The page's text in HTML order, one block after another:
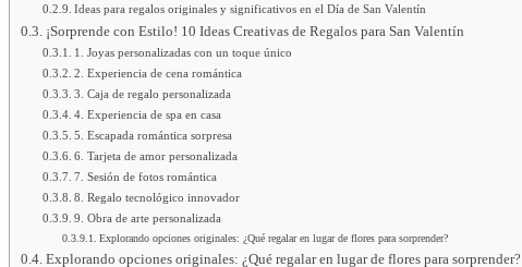
Ideas para regalos originales y significativos en el Día de San Valentín
¡Sorprende con Estilo! 10 Ideas Creativas de Regalos para San Valentín
1. Joyas personalizadas con un toque único
2. Experiencia de cena romántica
3. Caja de regalo personalizada
4. Experiencia de spa en casa
5. Escapada romántica sorpresa
6. Tarjeta de amor personalizada
7. Sesión de fotos romántica
8. Regalo tecnológico innovador
9. Obra de arte personalizada
Explorando opciones originales: ¿Qué regalar en lugar de flores para sorprender?
Explorando opciones originales: ¿Qué regalar en lugar de flores para sorprender?